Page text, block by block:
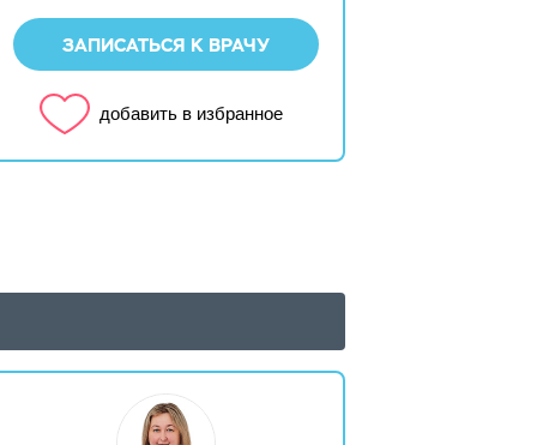
ЗАПИСАТЬСЯ К ВРАЧУ
добавить в избранное